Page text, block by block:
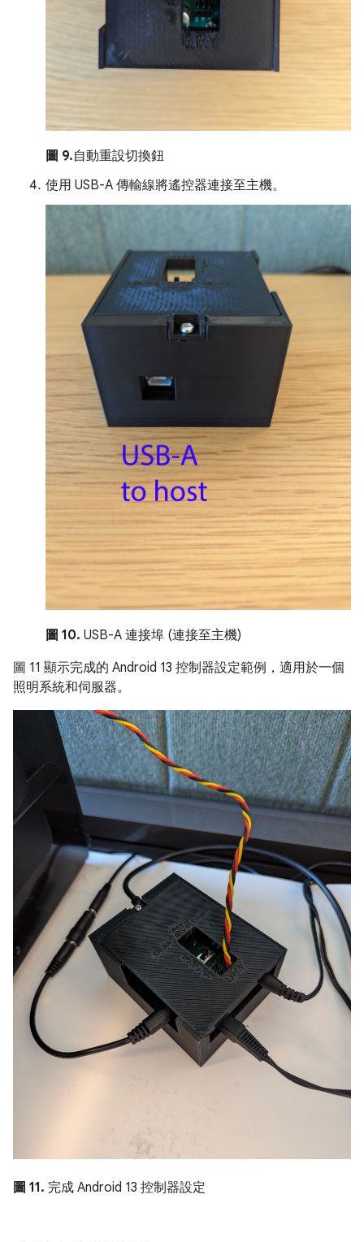
圖 9.自動重設切換鈕
使用 USB-A 傳輸線將遙控器連接至主機。
圖 10. USB-A 連接埠 (連接至主機)
圖 11 顯示完成的 Android 13 控制器設定範例，適用於一個
照明系統和伺服器。
圖 11. 完成 Android 13 控制器設定